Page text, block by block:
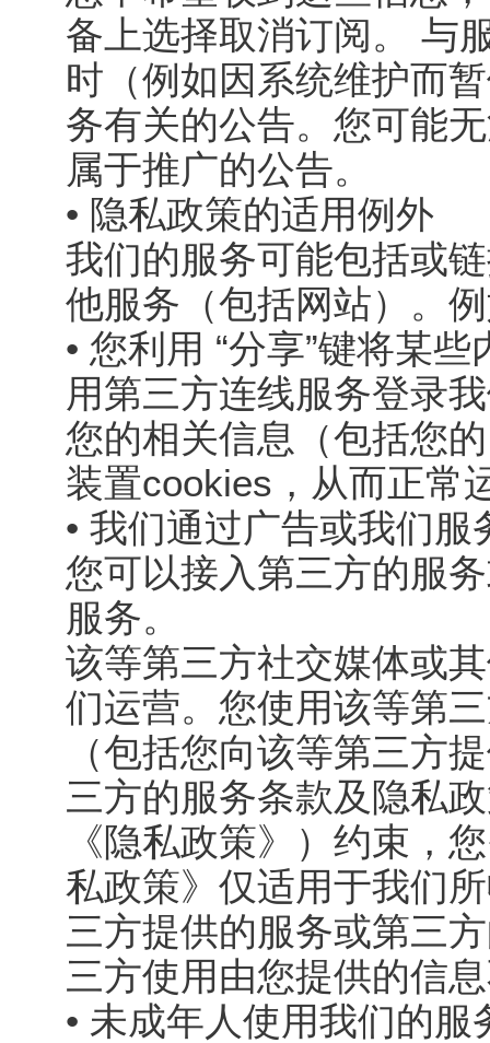
备上选择取消订阅。 与
时（例如因系统维护而
务有关的公告。您可能
属于推广的公告。
• 隐私政策的适用例外
我们的服务可能包括或
他服务（包括网站）。
• 您利用 “分享”键将某
用第三方连线服务登录
您的相关信息（包括您
装置cookies，从而正常
• 我们通过广告或我们
您可以接入第三方的服
服务。
该等第三方社交媒体或
们运营。您使用该等第
（包括您向该等第三方
三方的服务条款及隐私
《隐私政策》）约束，
私政策》仅适用于我们
三方提供的服务或第三
三方使用由您提供的信
• 未成年人使用我们的